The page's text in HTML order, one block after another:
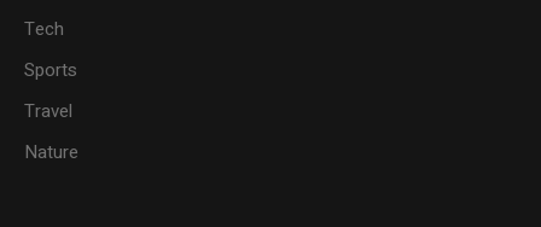
Tech
Sports
Travel
Nature